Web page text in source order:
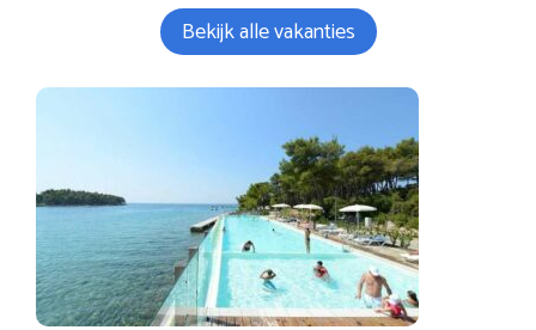
Bekijk alle vakanties